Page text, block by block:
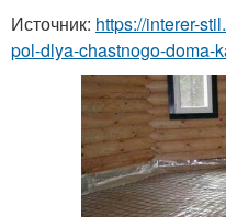
Источник: https://interer-
pol-dlya-chastnogo-doma-